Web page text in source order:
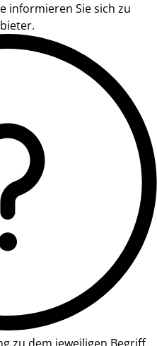
informieren Sie sich zu